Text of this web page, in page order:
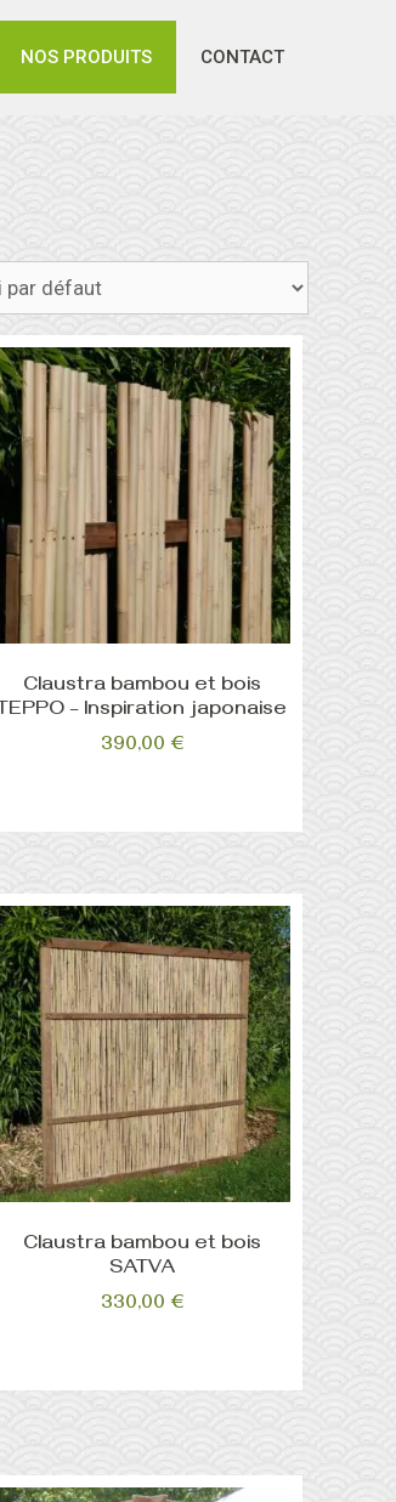
NOS PRODUITS CONTACT
Claustra bambou et bois
TEPPO – Inspiration japonaise
390,00 €
Claustra bambou et bois
SATVA
330,00 €